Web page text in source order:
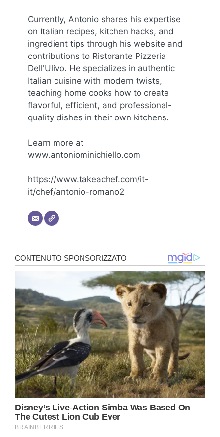
Currently, Antonio shares his expertise
on Italian recipes, kitchen hacks, and
ingredient tips through his website and
contributions to Ristorante Pizzeria
Dell'Ulivo. He specializes in authentic
Italian cuisine with modern twists,
teaching home cooks how to create
flavorful, efficient, and professional-
quality dishes in their own kitchens.
Learn more at
www.antoniominichiello.com
https://www.takeachef.com/it-
it/chef/antonio-romano2